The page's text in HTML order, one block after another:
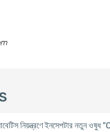
নিয়ন্ত্রণে ইনসেপটার নতুন